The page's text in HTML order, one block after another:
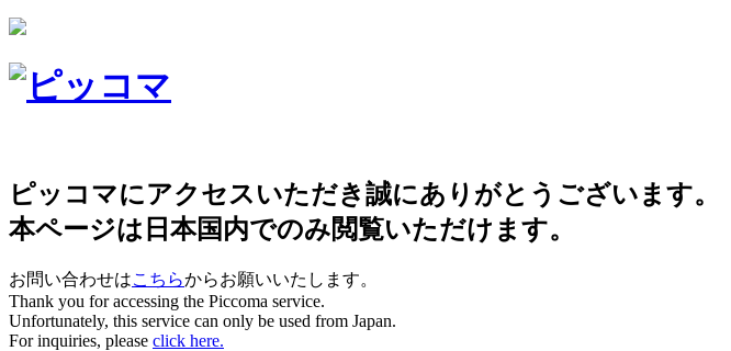
ピッコマにアクセスいただき誠にありがとうございます。
本ページは日本国内でのみ閲覧いただけます。
お問い合わせはこちらからお願いいたします。
Thank you for accessing the Piccoma service.
Unfortunately, this service can only be used from Japan.
For inquiries, please click here.